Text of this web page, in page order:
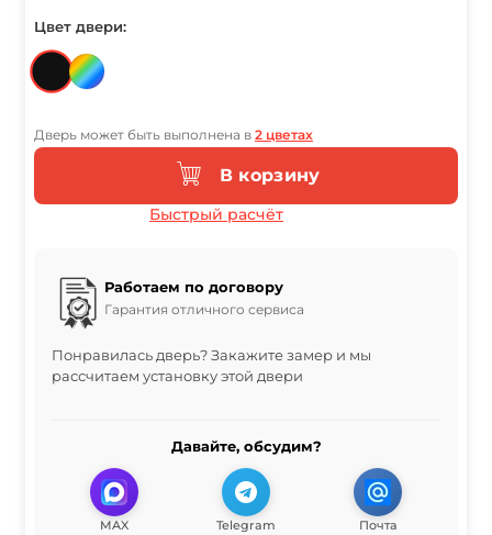
Цвет двери:
Дверь может быть выполнена в 2 цветах
В корзину
Быстрый расчёт
Работаем по договору
Гарантия отличного сервиса
Понравилась дверь? Закажите замер и мы
рассчитаем установку этой двери
Давайте, обсудим?
MAX Telegram Почта